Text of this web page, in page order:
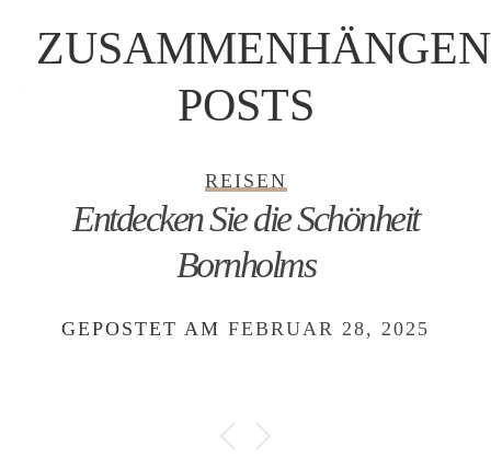
POSTS
REISEN
Entdecken Sie die Schönheit
Bornholms
GEPOSTET AM FEBRUAR 28, 2025